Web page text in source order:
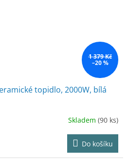
1 379 Kč
–20 %
topidlo, 2000W, bílá
Skladem (90 ks)
Do košíku